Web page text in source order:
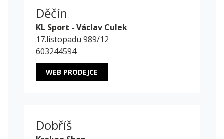
Děčín
KL Sport - Václav Culek
17.listopadu 989/12
603244594
WEB PRODEJCE
Dobříš